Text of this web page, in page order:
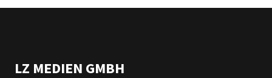
LZ MEDIEN GMBH